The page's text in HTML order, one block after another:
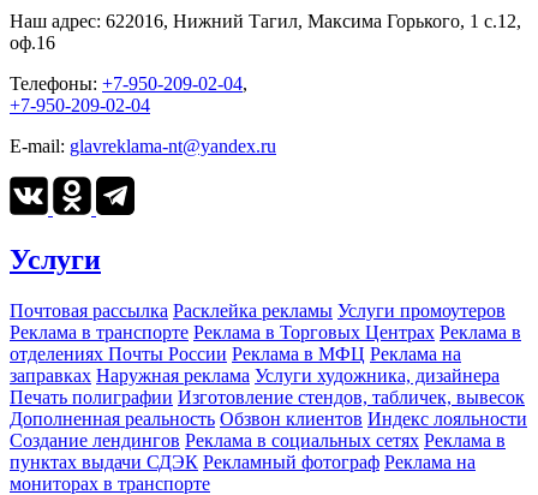
Наш адрес: 622016, Нижний Тагил, Максима Горького, 1 c.12,
оф.16
Телефоны: +7-950-209-02-04,
+7-950-209-02-04
E-mail: glavreklama-nt@yandex.ru
Услуги
Почтовая рассылка Расклейка рекламы Услуги промоутеров
Реклама в транспорте Реклама в Торговых Центрах Реклама в
отделениях Почты России Реклама в МФЦ Реклама на
заправках Наружная реклама Услуги художника, дизайнера
Печать полиграфии Изготовление стендов, табличек, вывесок
Дополненная реальность Обзвон клиентов Индекс лояльности
Создание лендингов Реклама в социальных сетях Реклама в
пунктах выдачи СДЭК Рекламный фотограф Реклама на
мониторах в транспорте